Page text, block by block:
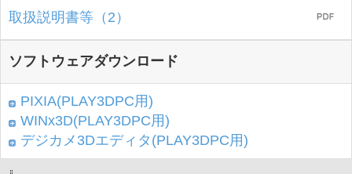
取扱説明書等（2）
ソフトウェアダウンロード
PIXIA(PLAY3DPC用)
WINx3D(PLAY3DPC用)
デジカメ3Dエディタ(PLAY3DPC用)